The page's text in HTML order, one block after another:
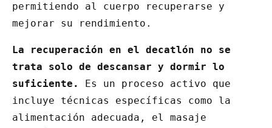
permitiendo al cuerpo recuperarse y
mejorar su rendimiento.
La recuperación en el decatlón no se
trata solo de descansar y dormir lo
suficiente.
Es un proceso activo que
incluye técnicas específicas como la
alimentación adecuada, el masaje